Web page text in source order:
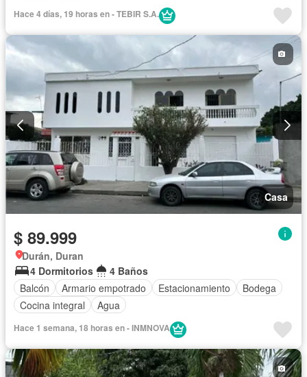
Hace 4 días, 19 horas en - TEBIR S.A.
Casa
$ 89.999
Durán, Duran
4 Dormitorios
4 Baños
Balcón
Armario empotrado Estacionamiento
Bodega
Cocina integral
Agua
Hace 1 semana, 18 horas en - INMNOVA